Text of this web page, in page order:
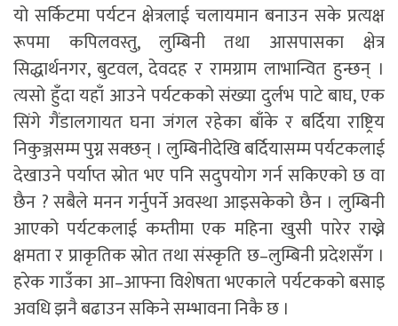
यो सर्किटमा पर्यटन क्षेत्रलाई चलायमान बनाउन सके प्रत्यक्ष
रूपमा कपिलवस्तु, लुम्बिनी तथा आसपासका क्षेत्र
सिद्धार्थनगर, बुटवल, देवदह र रामग्राम लाभान्वित हुन्छन् ।
त्यसो हुँदा यहाँ आउने पर्यटकको संख्या दुर्लभ पाटे बाघ, एक
सिंगे गैंडालगायत घना जंगल रहेका बाँके र बर्दिया राष्ट्रिय
निकुञ्जसम्म पुग्न सक्छन् । लुम्बिनीदेखि बर्दियासम्म पर्यटकलाई
देखाउने पर्याप्त स्रोत भए पनि सदुपयोग गर्न सकिएको छ वा
छैन ? सबैले मनन गर्नुपर्ने अवस्था आइसकेको छैन । लुम्बिनी
आएको पर्यटकलाई कम्तीमा एक महिना खुसी पारेर राख्ने
क्षमता र प्राकृतिक स्रोत तथा संस्कृति छ–लुम्बिनी प्रदेशसँग ।
हरेक गाउँका आ–आफ्ना विशेषता भएकाले पर्यटकको बसाइ
अवधि झनै बढाउन सकिने सम्भावना निकै छ ।